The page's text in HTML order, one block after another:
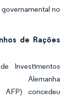
no
de Rações
Investimentos
AFP) concedeu